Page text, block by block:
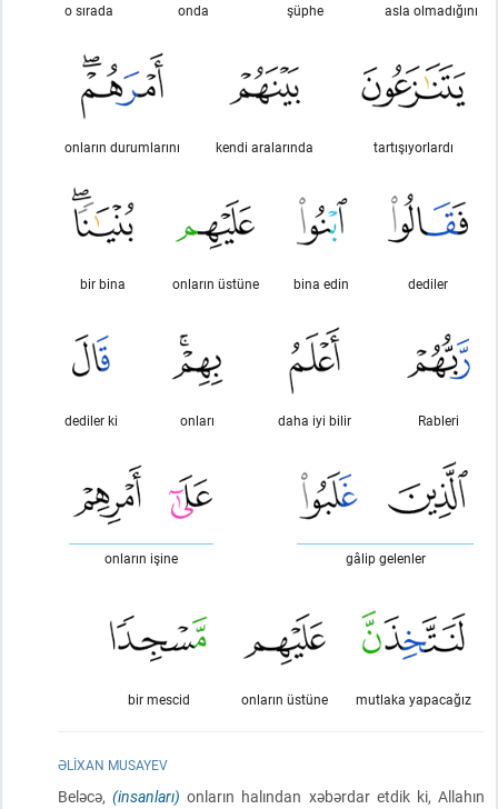
asla olmadığını
şüphe
onda
o sırada
tartışıyorlardı
kendi aralarında
onların durumlarını
dediler
bina edin
onların üstüne
bir bina
Rableri
daha iyi bilir
onları
dediler ki
gâlip gelenler
onların işine
mutlaka yapacağız
onların üstüne
bir mescid
ƏLIXAN MUSAYEV
Beləcə,(insanları) onların halından xəbərdar etdik ki, Allahın